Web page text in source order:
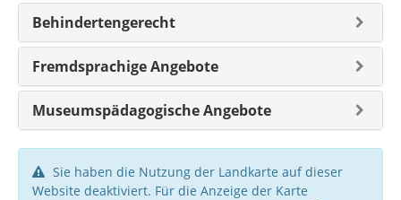
Behindertengerecht
Fremdsprachige Angebote
Museumspädagogische Angebote
Sie haben die Nutzung der Landkarte auf dieser
Website deaktiviert. Für die Anzeige der Karte